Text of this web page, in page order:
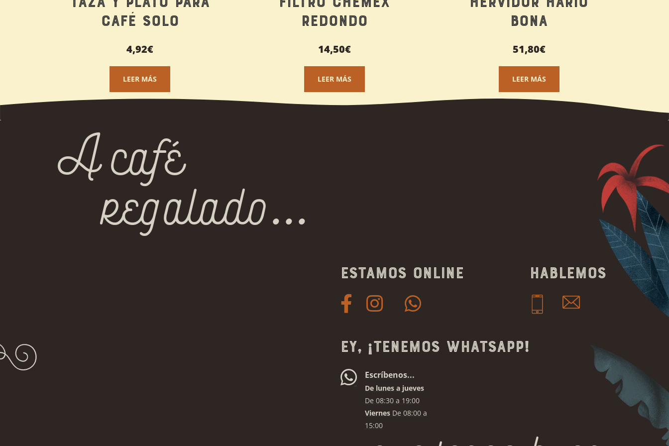
Taza y plato para
Café Solo
4,92€
LEER MÁS
Filtro Chemex
Redondo
14,50€
LEER MÁS
Hervidor Hario
Bona
51,80€
LEER MÁS
A café
regalado...
Estamos online Hablemos
Ey, ¡tenemos whatsapp!
Escríbenos...
De lunes a jueves
De 08:30 a 19:00
Viernes De 08:00 a
15:00